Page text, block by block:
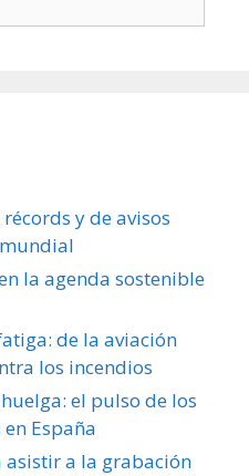
y de avisos
la agenda sostenible
de la aviación
los incendios
el pulso de los
España
a la grabación